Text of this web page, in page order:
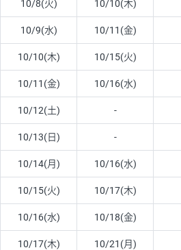
10/8(火) 10/10(木)
10/9(水) 10/11(金)
10/10(木) 10/15(火)
10/11(金) 10/16(水)
10/12(土) -
10/13(日) -
10/14(月) 10/16(水)
10/15(火) 10/17(木)
10/16(水) 10/18(金)
10/17(木) 10/21(月)